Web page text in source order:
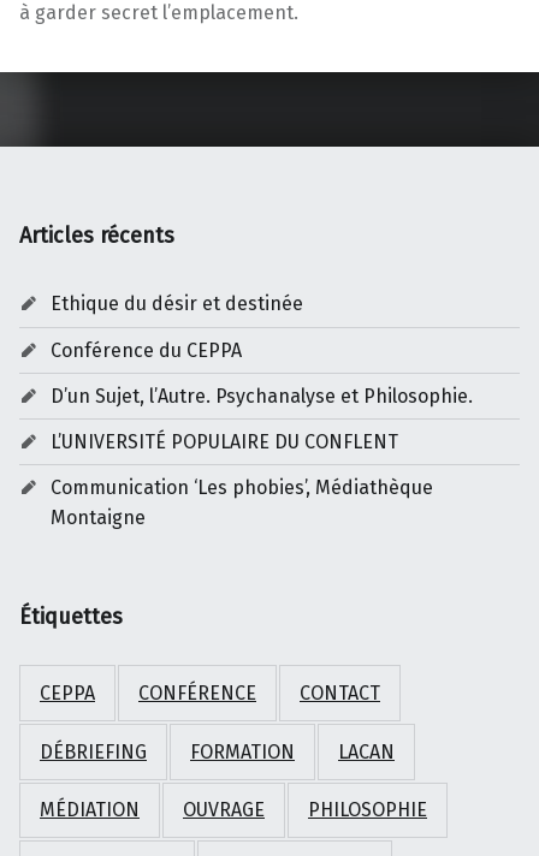
à garder secret l’emplacement.
Articles récents
Ethique du désir et destinée
Conférence du CEPPA
D’un Sujet, l’Autre. Psychanalyse et Philosophie.
L’UNIVERSITÉ POPULAIRE DU CONFLENT
Communication ‘Les phobies’, Médiathèque
Montaigne
Étiquettes
CEPPA CONFÉRENCE CONTACT
DÉBRIEFING FORMATION LACAN
MÉDIATION OUVRAGE PHILOSOPHIE